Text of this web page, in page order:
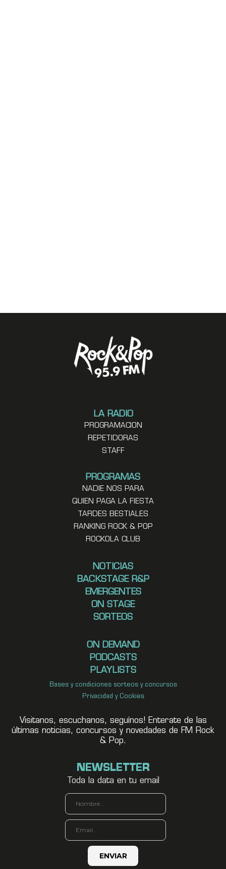
LA RADIO
PROGRAMACION
REPETIDORAS
STAFF
PROGRAMAS
NADIE NOS PARA
QUIEN PAGA LA FIESTA
TARDES BESTIALES
RANKING ROCK & POP
ROCKOLA CLUB
NOTICIAS
BACKSTAGE R&P
EMERGENTES
ON STAGE
SORTEOS
ON DEMAND
PODCASTS
PLAYLISTS
Bases y condiciones sorteos y concursos
Privacidad y Cookies
Visitanos, escuchanos, seguínos! Enterate de las
últimas noticias, concursos y novedades de FM Rock
& Pop.
NEWSLETTER
Toda la data en tu email